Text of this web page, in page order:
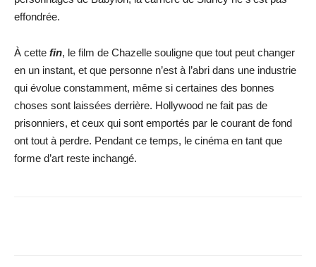
effondrée.
À cette fin, le film de Chazelle souligne que tout peut changer
en un instant, et que personne n’est à l’abri dans une industrie
qui évolue constamment, même si certaines des bonnes
choses sont laissées derrière. Hollywood ne fait pas de
prisonniers, et ceux qui sont emportés par le courant de fond
ont tout à perdre. Pendant ce temps, le cinéma en tant que
forme d’art reste inchangé.